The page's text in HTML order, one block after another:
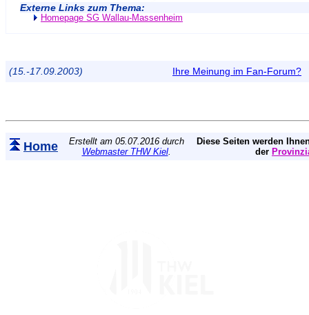
Externe Links zum Thema:
Homepage SG Wallau-Massenheim
(15.-17.09.2003) Ihre Meinung im Fan-Forum?
Home
Erstellt am 05.07.2016 durch
Webmaster THW Kiel.
Diese Seiten werden
der